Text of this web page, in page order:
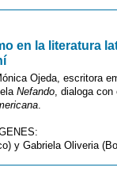
en la literatura
Ojeda, escritora
Nefando, dialoga
.
y Gabriela Oliveria